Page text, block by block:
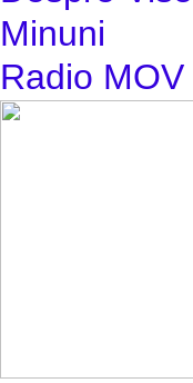
Minuni
Radio MOV